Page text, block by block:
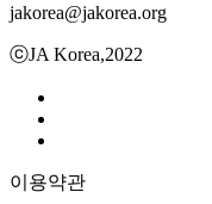
jakorea@jakorea.org
ⓒJA Korea,2022
이용약관